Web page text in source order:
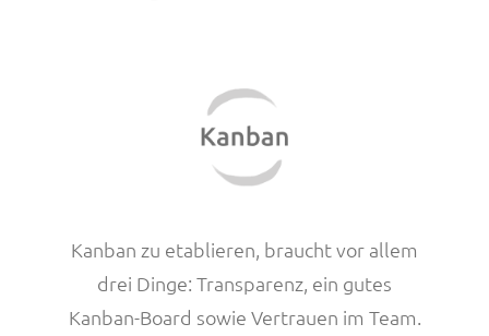
Kanban zu etablieren, braucht vor allem
drei Dinge: Transparenz, ein gutes
Kanban-Board sowie Vertrauen im Team.